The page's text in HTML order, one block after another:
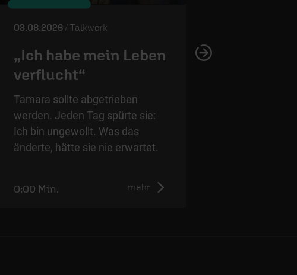
03.08.2026 / Talkwerk
„Ich habe mein Leben
verflucht“
Tamara sollte abgetrieben
werden. Jeden Tag spürte sie:
Ich bin ungewollt. Was das
änderte, hätte sie nie erwartet.
mehr
0:00 Min.
Tabuthema